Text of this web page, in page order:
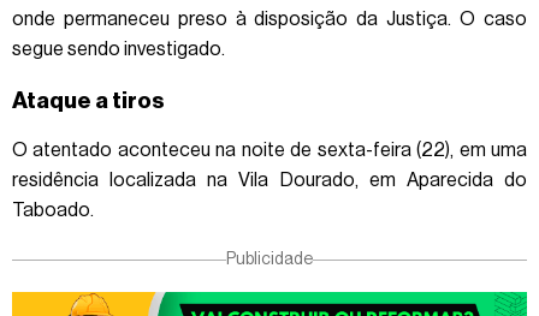
onde permaneceu preso à disposição da Justiça. O caso
segue sendo investigado.
Ataque a tiros
O atentado aconteceu na noite de sexta-feira (22), em uma
residência localizada na Vila Dourado, em Aparecida do
Taboado.
Publicidade